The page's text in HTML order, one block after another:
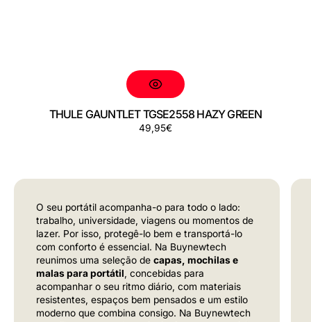
THULE GAUNTLET TGSE2558 HAZY GREEN
Preço
49,95€
O seu portátil acompanha-o para todo o lado:
trabalho, universidade, viagens ou momentos de
lazer. Por isso, protegê-lo bem e transportá-lo
com conforto é essencial. Na Buynewtech
reunimos uma seleção de capas, mochilas e
malas para portátil , concebidas para
acompanhar o seu ritmo diário, com materiais
resistentes, espaços bem pensados e um estilo
moderno que combina consigo. Na Buynewtech